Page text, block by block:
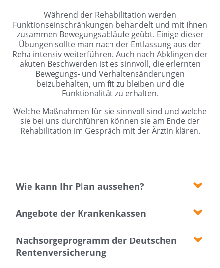
Während der Rehabilitation werden
Funktionseinschränkungen behandelt und mit Ihnen
zusammen Bewegungsabläufe geübt. Einige dieser
Übungen sollte man nach der Entlassung aus der
Reha intensiv weiterführen. Auch nach Abklingen der
akuten Beschwerden ist es sinnvoll, die erlernten
Bewegungs- und Verhaltensänderungen
beizubehalten, um fit zu bleiben und die
Funktionalität zu erhalten.
Welche Maßnahmen für sie sinnvoll sind und welche
sie bei uns durchführen können sie am Ende der
Rehabilitation im Gespräch mit der Ärztin klären.
Wie kann Ihr Plan aussehen?
Angebote der Krankenkassen
Nachsorgeprogramm der Deutschen
Rentenversicherung